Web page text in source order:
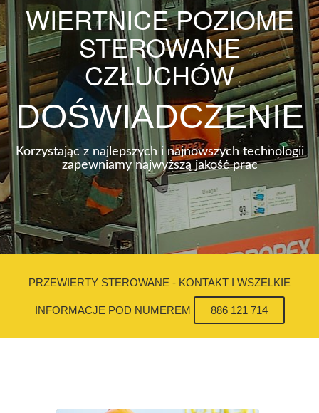
WIERTNICE POZIOME
STEROWANE
CZŁUCHÓW
DOŚWIADCZENIE
Korzystając z najlepszych i najnowszych technologii
zapewniamy najwyższą jakość prac
PRZEWIERTY STEROWANE - KONTAKT I WSZELKIE
INFORMACJE POD NUMEREM 886 121 714